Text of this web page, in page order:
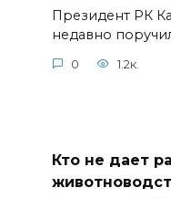
Президент РК
недавно
0 1.2к.
Кто не дает